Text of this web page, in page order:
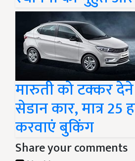
मारुती को टक्कर
सेडान कार, मात्र 25
करवाएं बुकिंग
Share your comments